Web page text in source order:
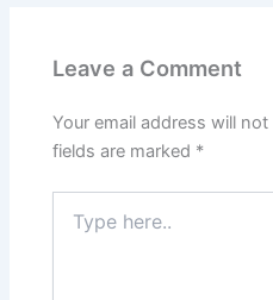
Leave a Comment
Your email address will
fields are marked *
here..